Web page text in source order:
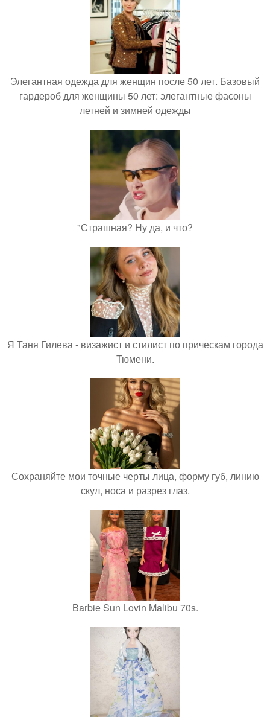
Элегантная одежда для женщин после 50 лет. Базовый
гардероб для женщины 50 лет: элегантные фасоны
летней и зимней одежды
"Страшная? Ну да, и что?
Я Таня Гилева - визажист и стилист по прическам города
Тюмени.
Сохраняйте мои точные черты лица, форму губ, линию
скул, носа и разрез глаз.
Barbie Sun Lovin Malibu 70s.